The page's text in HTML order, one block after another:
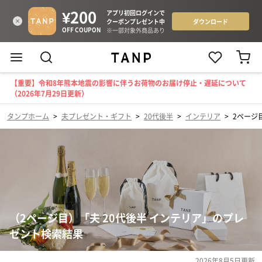
【重要】令和8年熊本地震の影響に伴うお荷物のお届け停止・遅延について
（2026年7月29日更新）
タンプホーム > 夫プレゼント・ギフト > 20代後半 > インテリア > 2ページ
（2ページ目）「夫 20代後半 インテリア」のプレ
ゼント検索結果